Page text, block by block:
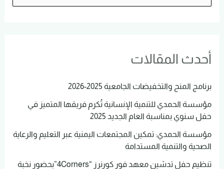
ث
ن
:
أحدث المقالات
برنامج المنح والتخفيضات الجامعية 2025-2026
مؤسسة الحمدي للتنمية الإنسانية تُكرم فريقها المتميز في
حفل سنوي بمناسبة العام الجديد 2025
مؤسسة الحمدي: تمكين المجتمعات اليمنية عبر التعليم والرعاية
الصحية والتنمية المستدامة
تنظيم حفل تدشين معهد فور كورنرز “4Corners”بحضور نخبة